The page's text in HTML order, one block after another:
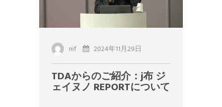
nif 2024年11月29日
TDAからのご紹介：j布 ジ
ェイヌノ REPORTについて